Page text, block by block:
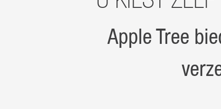
Apple Tree